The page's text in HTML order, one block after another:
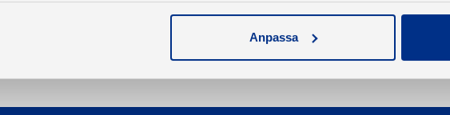
Anpassa